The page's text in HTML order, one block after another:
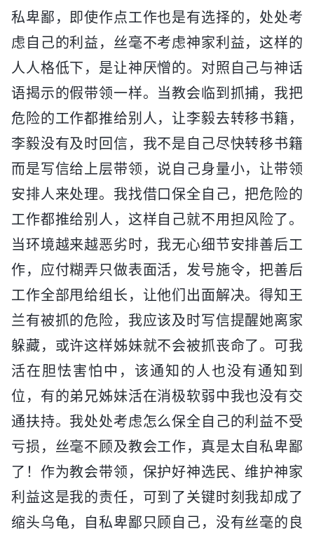
私卑鄙，即使作点工作也是有选择的，处处考
虑自己的利益，丝毫不考虑神家利益，这样的
人人格低下，是让神厌憎的。对照自己与神话
语揭示的假带领一样。当教会临到抓捕，我把
危险的工作都推给别人，让李毅去转移书籍，
李毅没有及时回信，我不是自己尽快转移书籍
而是写信给上层带领，说自己身量小，让带领
安排人来处理。我找借口保全自己，把危险的
工作都推给别人，这样自己就不用担风险了。
当环境越来越恶劣时，我无心细节安排善后工
作，应付糊弄只做表面活，发号施令，把善后
工作全部甩给组长，让他们出面解决。得知王
兰有被抓的危险，我应该及时写信提醒她离家
躲藏，或许这样姊妹就不会被抓丧命了。可我
活在胆怯害怕中，该通知的人也没有通知到
位，有的弟兄姊妹活在消极软弱中我也没有交
通扶持。我处处考虑怎么保全自己的利益不受
亏损，丝毫不顾及教会工作，真是太自私卑鄙
了！作为教会带领，保护好神选民、维护神家
利益这是我的责任，可到了关键时刻我却成了
缩头乌龟，自私卑鄙只顾自己，没有丝毫的良